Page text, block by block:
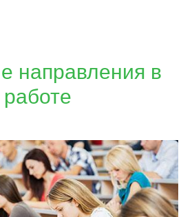
направления в
работе